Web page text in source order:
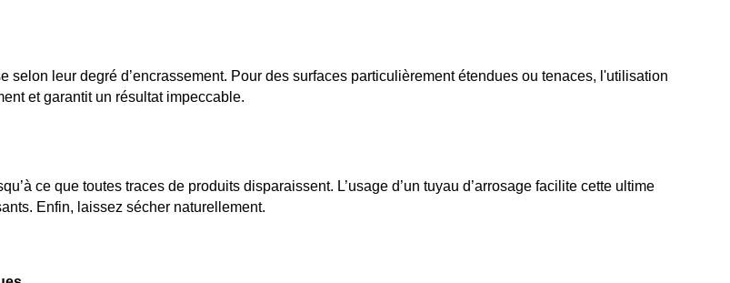
selon leur degré d’encrassement. Pour des surfaces particulièrement étendues ou tenaces, l'utilisation
et garantit un résultat impeccable.
ce que toutes traces de produits disparaissent. L’usage d’un tuyau d’arrosage facilite cette ultime
Enfin, laissez sécher naturellement.